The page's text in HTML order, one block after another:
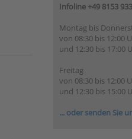
Infoline +49 8153
Montag bis
von 08:30 bis 12:00
und 12:30 bis 17:00
Freitag
von 08:30 bis 12:00
und 12:30 bis 15:00
... oder senden Sie